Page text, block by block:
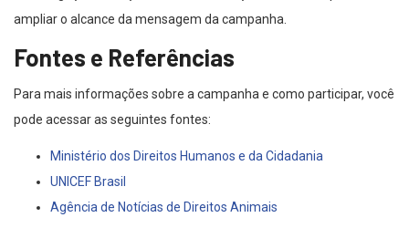
ampliar o alcance da mensagem da campanha.
Fontes e Referências
Para mais informações sobre a campanha e como participar, você
pode acessar as seguintes fontes:
Ministério dos Direitos Humanos e da Cidadania
UNICEF Brasil
Agência de Notícias de Direitos Animais